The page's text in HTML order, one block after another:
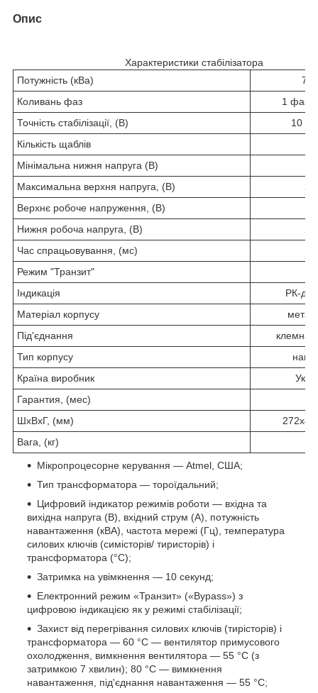
Опис
Характеристики стабілізатора
Потужність (кВа)
Коливань фаз
1 фаза
Точність стабілізації, (В)
10
Кількість щаблів
Мінімальна нижня напруга (В)
Максимальна верхня напруга, (В)
Верхнє робоче напруження, (В)
Нижня робоча напруга, (В)
Час спрацьовування, (мс)
Режим "Транзит"
Індикація
РК-
Матеріал корпусу
Під'єднання
клемна
Тип корпусу
Країна виробник
Гарантия, (мес)
ШхВхГ, (мм)
Вага, (кг)
Мікропроцесорне керування — Atmel, США;
Тип трансформатора — тороїдальний;
Цифровий індикатор режимів роботи — вхідна та
вихідна напруга (В), вхідний струм (А), потужність
навантаження (кВА), частота мережі (Гц), температура
силових ключів (симісторів/ тиристорів) і
трансформатора (°C);
Затримка на увімкнення — 10 секунд;
Електронний режим «Транзит» («Bypass») з
цифровою індикацією як у режимі стабілізації;
Захист від перегрівання силових ключів (тирісторів) і
трансформатора — 60 °C — вентилятор примусового
охолодження, вимкнення вентилятора — 55 °C (з
затримкою 7 хвилин); 80 °C — вимкнення
навантаження, під'єднання навантаження — 55 °C;